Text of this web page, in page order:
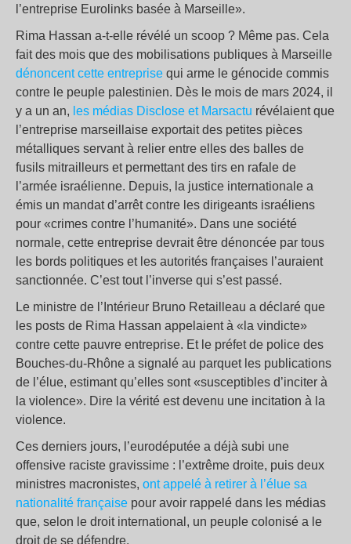
l’entreprise Eurolinks basée à Marseille».
Rima Hassan a-t-elle révélé un scoop ? Même pas. Cela
fait des mois que des mobilisations publiques à Marseille
dénoncent cette entreprise qui arme le génocide commis
contre le peuple palestinien. Dès le mois de mars 2024, il
y a un an, les médias Disclose et Marsactu révélaient que
l’entreprise marseillaise exportait des petites pièces
métalliques servant à relier entre elles des balles de
fusils mitrailleurs et permettant des tirs en rafale de
l’armée israélienne. Depuis, la justice internationale a
émis un mandat d’arrêt contre les dirigeants israéliens
pour «crimes contre l’humanité». Dans une société
normale, cette entreprise devrait être dénoncée par tous
les bords politiques et les autorités françaises l’auraient
sanctionnée. C’est tout l’inverse qui s’est passé.
Le ministre de l’Intérieur Bruno Retailleau a déclaré que
les posts de Rima Hassan appelaient à «la vindicte»
contre cette pauvre entreprise. Et le préfet de police des
Bouches-du-Rhône a signalé au parquet les publications
de l’élue, estimant qu’elles sont «susceptibles d’inciter à
la violence». Dire la vérité est devenu une incitation à la
violence.
Ces derniers jours, l’eurodéputée a déjà subi une
offensive raciste gravissime : l’extrême droite, puis deux
ministres macronistes, ont appelé à retirer à l’élue sa
nationalité française pour avoir rappelé dans les médias
que, selon le droit international, un peuple colonisé a le
droit de se défendre.